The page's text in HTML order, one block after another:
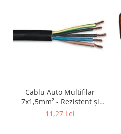
Cablu Auto Multifilar
7x1,5mm² - Rezistent și
Flexibil pentru Remorci 12V-
11,27 Lei